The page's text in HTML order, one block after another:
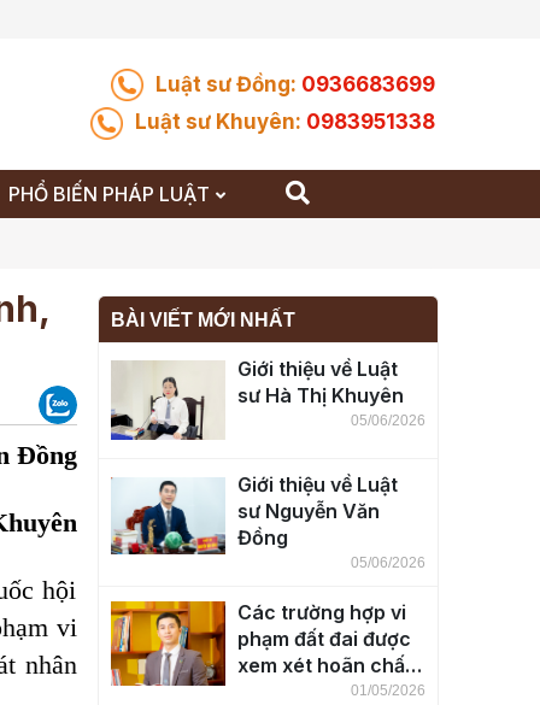
Luật sư Đồng: 0936683699
Luật sư Khuyên: 0983951338
PHỔ BIẾN PHÁP LUẬT
Đồng
hội
vi
nhân
BÀI VIẾT MỚI NHẤT
Giới thiệu về Luật
sư Hà Thị Khuyên
05/06/2026
Giới thiệu về Luật
sư Nguyễn Văn
Đồng
05/06/2026
Các trường hợp vi
phạm đất đai được
xem xét hoãn chấp
hành hình phạt,01/05/2026